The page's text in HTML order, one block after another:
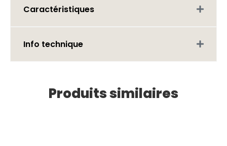
Caractéristiques
Info technique
Produits similaires